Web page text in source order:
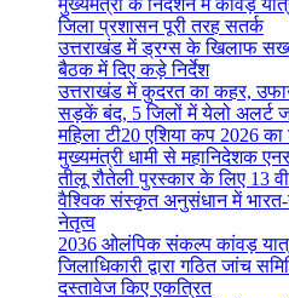
जिला प्रशासन पूरी तरह सतर्क
उत्तराखंड में ड्रग्स के खिलाफ
बैठक में दिए कड़े निर्देश
उत्तराखंड में कुदरत का कहर,
सड़कें बंद, 5 जिलों में येलो अलर्ट
महिला टी20 एशिया कप 2026
मुख्यमंत्री धामी से महानिदेशक
तीलू रौतेली पुरस्कार के लिए 13
वैश्विक संस्कृत अनुसंधान में
नेतृत्व
2036 ओलंपिक संकल्प कांवड़
जिलाधिकारी द्वारा गठित जांच
दस्तावेज किए एकत्रित